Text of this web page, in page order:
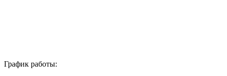
График работы: